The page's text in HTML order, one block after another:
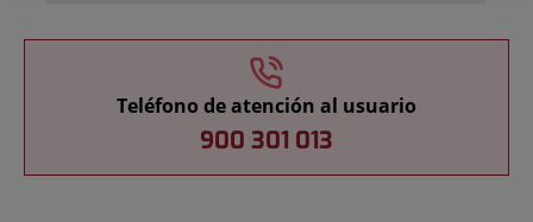
Teléfono de atención al usuario
900 301 013